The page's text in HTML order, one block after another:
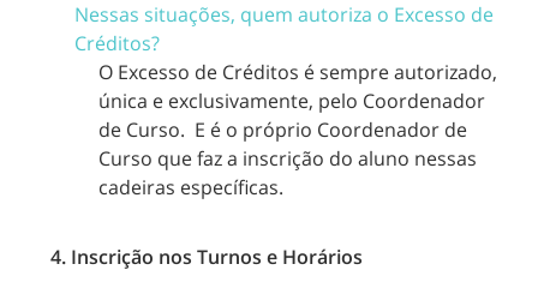
Nessas situações, quem autoriza o Excesso de
Créditos?
O Excesso de Créditos é sempre autorizado,
única e exclusivamente, pelo Coordenador
de Curso. E é o próprio Coordenador de
Curso que faz a inscrição do aluno nessas
cadeiras específicas.
4. Inscrição nos Turnos e Horários